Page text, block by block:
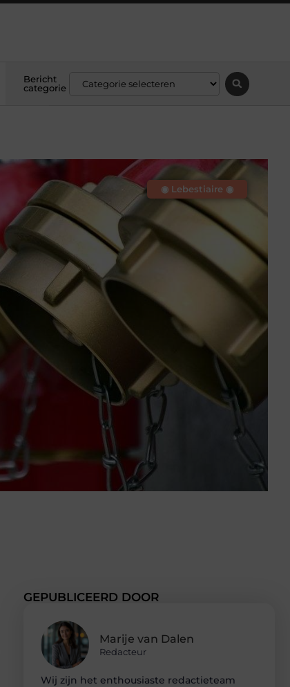
Bericht
categorie
◉ Lebestiaire ◉
GEPUBLICEERD DOOR
Marije van Dalen
Redacteur
Wij zijn het enthousiaste redactieteam